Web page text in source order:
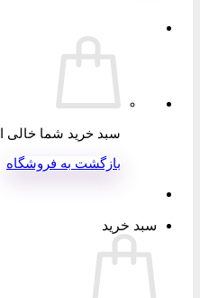
سبد خرید شما
بازگشت به فروشگاه
سبد خرید